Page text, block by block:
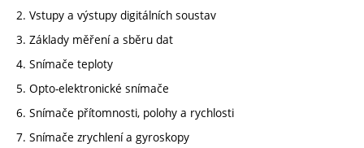
2. Vstupy a výstupy digitálních soustav
3. Základy měření a sběru dat
4. Snímače teploty
5. Opto-elektronické snímače
6. Snímače přítomnosti, polohy a rychlosti
7. Snímače zrychlení a gyroskopy